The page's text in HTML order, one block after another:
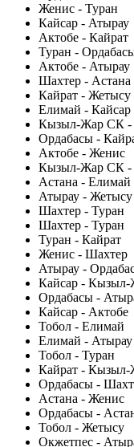
Женис - Туран
Кайсар - Атырау
Актобе - Кайрат
Туран -
Актобе - Атырау
Шахтер - Астана
Кайрат - Жетысу
Елимай - Кайсар
Кызыл-Жар СК -
Ордабасы -
Актобе - Женис
Кызыл-Жар СК -
Астана - Елимай
Атырау - Жетысу
Шахтер - Туран
Шахтер - Туран
Туран - Кайрат
Женис - Шахтер
Атырау -
Кайсар -
Ордабасы -
Кайсар - Актобе
Тобол - Елимай
Елимай - Атырау
Тобол - Туран
Кайрат -
Ордабасы -
Астана - Женис
Ордабасы -
Тобол - Жетысу
Окжетпес -